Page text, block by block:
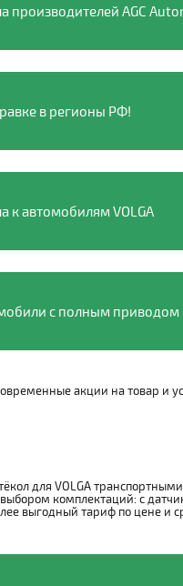
производителей AGC
в регионы РФ!
к автомобилям VOLGA
с полным приводом
акции на товар и
для VOLGA
комплектаций: с
выгодный тариф по цене и